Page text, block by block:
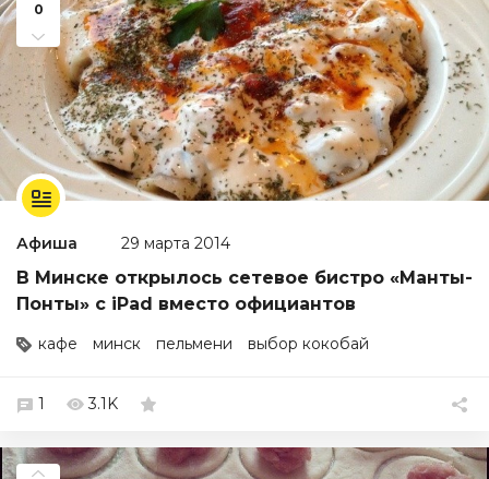
0
Афиша 29 марта 2014
В Минске открылось сетевое бистро «Манты-
Понты» с iPad вместо официантов
кафе минск пельмени выбор кокобай
1 3.1K